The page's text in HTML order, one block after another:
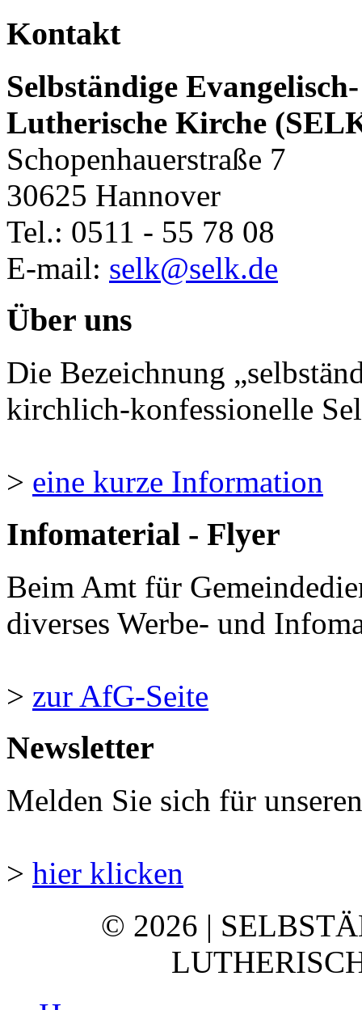
Kontakt
Selbständige Evangelisch-
Lutherische Kirche
Schopenhauerstraße 7
30625 Hannover
Tel.: 0511 - 55 78 08
E-mail: selk@selk.de
Über uns
Die Bezeichnung
kirchlich-konfessionelle
> eine kurze Information
Infomaterial - Flyer
Beim Amt für
diverses Werbe- und
> zur AfG-Seite
Newsletter
Melden Sie sich für
> hier klicken
© 2026 |